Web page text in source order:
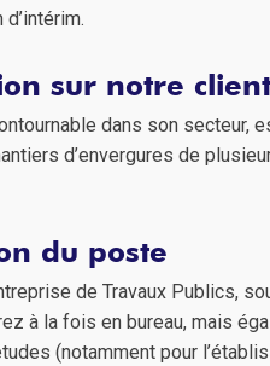
sur notre client
dans son secteur,
d’envergures de
du poste
de Travaux Publics,
à la fois en bureau, mais
(notamment pour